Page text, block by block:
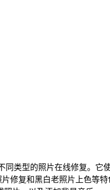
同类型的照片在线修复。它
修复和黑白老照片上色等